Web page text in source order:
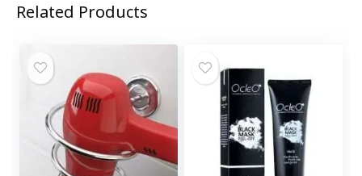
Related Products